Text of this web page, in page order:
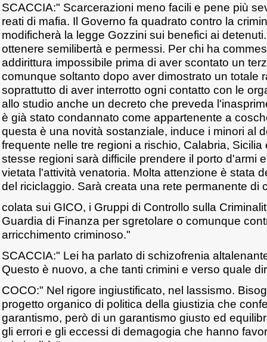
SCACCIA:" Scarcerazioni meno facili e pene più
reati di mafia. Il Governo fa quadrato contro la
modificherà la legge Gozzini sui benefici ai
ottenere semilibertà e permessi. Per chi ha
addirittura impossibile prima di aver scontato un
comunque soltanto dopo aver dimostrato un totale
soprattutto di aver interrotto ogni contatto con le
allo studio anche un decreto che preveda
è già stato condannato come appartenente a
questa è una novità sostanziale, induce i minori al
frequente nelle tre regioni a rischio, Calabria,
stesse regioni sarà difficile prendere il porto d'armi
vietata l'attività venatoria. Molta attenzione è stata
del riciclaggio. Sarà creata una rete permanente di
colata sui GICO, i Gruppi di Controllo sulla
Guardia di Finanza per sgretolare o comunque
arricchimento criminoso."
SCACCIA:" Lei ha parlato di schizofrenia
Questo è nuovo, a che tanti crimini e verso quale
COCO:" Nel rigore ingiustificato, nel lassismo.
progetto organico di politica della giustizia che
garantismo, però di un garantismo giusto ed
gli errori e gli eccessi di demagogia che hanno